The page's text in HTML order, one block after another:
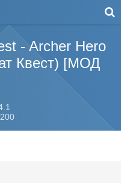
- Archer Hero
Квест) [МОД